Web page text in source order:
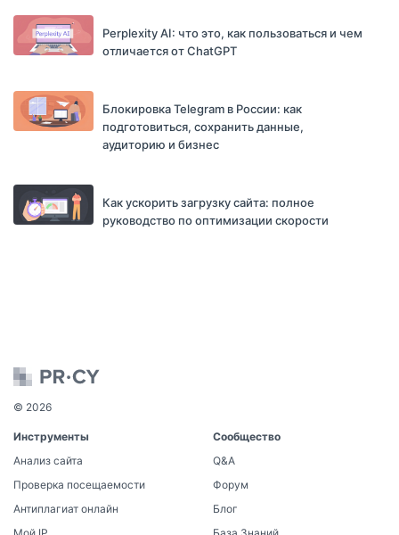
Perplexity AI: что это, как пользоваться и чем
отличается от ChatGPT
Блокировка Telegram в России: как
подготовиться, сохранить данные,
аудиторию и бизнес
Как ускорить загрузку сайта: полное
руководство по оптимизации скорости
© 2026
Инструменты
Анализ сайта
Проверка посещаемости
Антиплагиат онлайн
Сообщество
Q&A
Форум
Блог